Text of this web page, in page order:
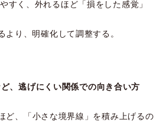
すく、外れるほど「損をした感覚」
り、明確化して調整する。
、逃げにくい関係での向き合い方
ど、「小さな境界線」を積み上げるの